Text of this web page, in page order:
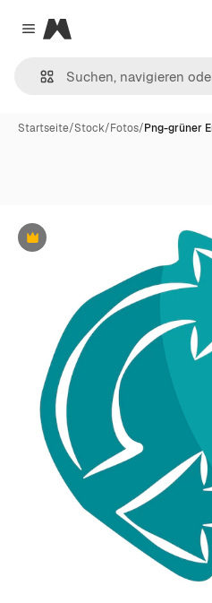
Close menu
Magnific
Startseite/Stock/Fotos/Png-grüner
Premium